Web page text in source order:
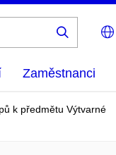
Zaměstnanci
k předmětu Výtvarné